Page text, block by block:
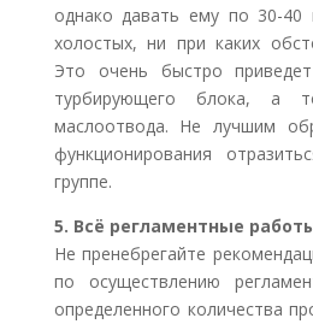
однако давать ему по 30-40
холостых, ни при каких
Это очень быстро
турбирующего блока, а
маслоотвода. Не лучшим
функционирования
группе.
5. Всё регламентные
Не пренебрегайте
по осуществлению
определенного количества